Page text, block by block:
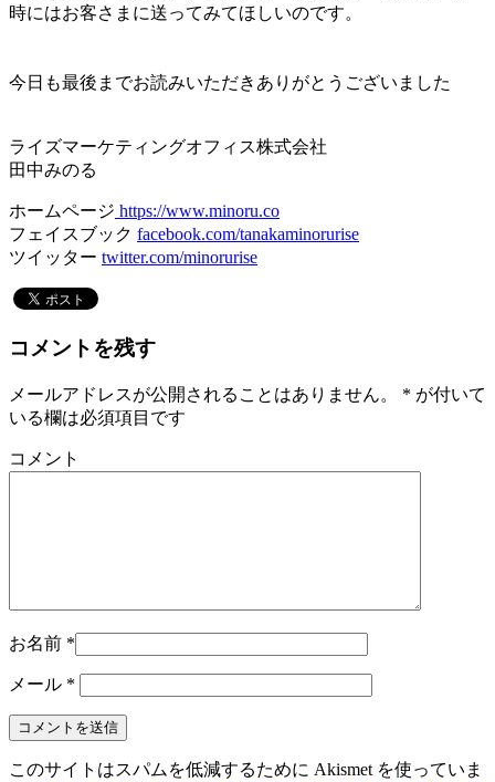
時にはお客さまに送ってみてほしいのです。
今日も最後までお読みいただきありがとうございました
ライズマーケティングオフィス株式会社
田中みのる
ホームページ https://www.minoru.co
フェイスブック facebook.com/tanakaminorurise
ツイッター twitter.com/minorurise
コメントを残す
メールアドレスが公開されることはありません。 * が付いて
いる欄は必須項目です
コメント
お名前 *
メール *
このサイトはスパムを低減するために Akismet を使っていま